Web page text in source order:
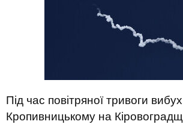
Під час повітряної тривоги
Кропивницькому на